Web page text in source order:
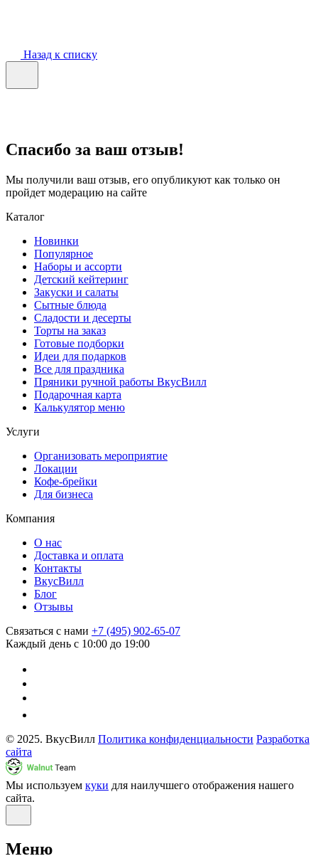
Назад к списку
Спасибо за ваш отзыв!
Мы получили ваш отзыв, его опубликуют как только он
пройдет модерацию на сайте
Каталог
Новинки
Популярное
Наборы и ассорти
Детский кейтеринг
Закуски и салаты
Сытные блюда
Сладости и десерты
Торты на заказ
Готовые подборки
Идеи для подарков
Все для праздника
Пряники ручной работы ВкусВилл
Подарочная карта
Калькулятор меню
Услуги
Организовать мероприятие
Локации
Кофе-брейки
Для бизнеса
Компания
О нас
Доставка и оплата
Контакты
ВкусВилл
Блог
Отзывы
Связаться с нами +7 (495) 902-65-07
Каждый день с 10:00 до 19:00
© 2025. ВкусВилл Политика конфиденциальности Разработка
сайта
Мы используем куки для наилучшего отображения нашего
сайта.
Меню